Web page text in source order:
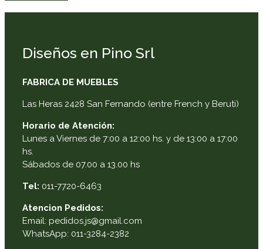
Diseños en Pino Srl
FABRICA DE MUEBLES
Las Heras 2428 San Fernando (entre French y Beruti)
Horario de Atención:
Lunes a Viernes de 7:00 a 12:00 hs. y de 13:00 a 17:00
hs.
Sábados de 07.00 a 13.00 hs
Tel: 011-7720-6463
Atencion Pedidos:
Email: pedidos.js@gmail.com
WhatsApp: 011-3284-2382